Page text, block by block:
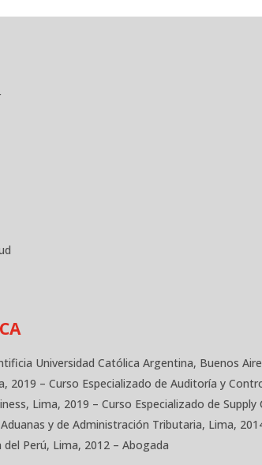
Universidad Católica Argentina, Buenos
2019 – Curso Especializado de Auditoría y
Lima, 2019 – Curso Especializado de
y de Administración Tributaria, Lima,
Perú, Lima, 2012 – Abogada